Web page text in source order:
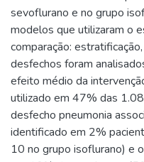
sevoflurano e no grupo
modelos que utilizaram o
comparação:
desfechos foram
efeito médio da
utilizado em 47% das
desfecho pneumonia
identificado em 2%
10 no grupo isoflurano) e